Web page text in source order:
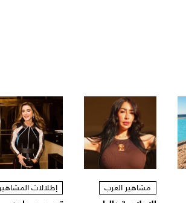
مشاهير العرب إطلالات